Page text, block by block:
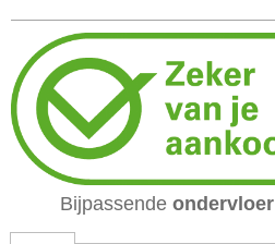
Bijpassende ondervloer